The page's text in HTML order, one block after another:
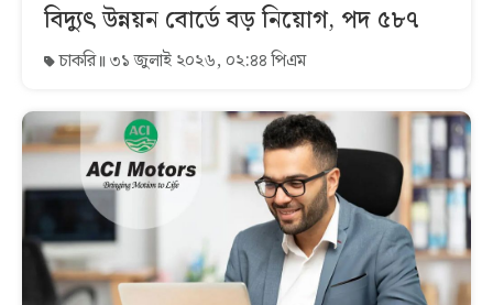
বিদ্যুৎ উন্নয়ন বোর্ডে বড় নিয়োগ, পদ ৫৮৭
চাকরি ৩১ জুলাই ২০২৬, ০২:৪৪ পিএম